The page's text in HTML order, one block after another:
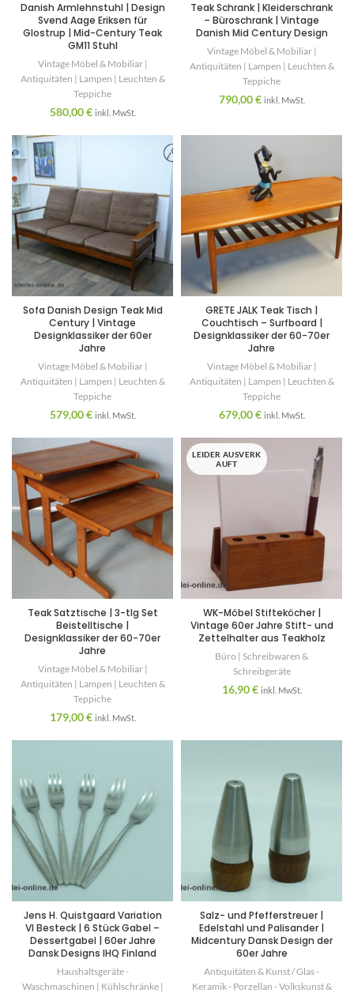
Danish Armlehnstuhl | Design
Svend Aage Eriksen für
Glostrup | Mid-Century Teak
GM11 Stuhl
Vintage Möbel & Mobiliar |
Antiquitäten | Lampen | Leuchten &
Teppiche
580,00€ inkl. MwSt.
Teak Schrank | Kleiderschrank
– Büroschrank | Vintage
Danish Mid Century Design
Vintage Möbel & Mobiliar |
Antiquitäten | Lampen | Leuchten &
Teppiche
790,00€ inkl. MwSt.
Sofa Danish Design Teak Mid
Century | Vintage
Designklassiker der 60er
Jahre
Vintage Möbel & Mobiliar |
Antiquitäten | Lampen | Leuchten &
Teppiche
579,00€ inkl. MwSt.
GRETE JALK Teak Tisch |
Couchtisch – Surfboard |
Designklassiker der 60-70er
Jahre
Vintage Möbel & Mobiliar |
Antiquitäten | Lampen | Leuchten &
Teppiche
679,00€ inkl. MwSt.
Teak Satztische | 3-tlg Set
Beistelltische |
Designklassiker der 60-70er
Jahre
Vintage Möbel & Mobiliar |
Antiquitäten | Lampen | Leuchten &
Teppiche
179,00€ inkl. MwSt.
LEIDER AUSVERK
AUFT
WK-Möbel Stifteköcher |
Vintage 60er Jahre Stift- und
Zettelhalter aus Teakholz
Büro | Schreibwaren &
Schreibgeräte
16,90€ inkl. MwSt.
Jens H. Quistgaard Variation
VI Besteck | 6 Stück Gabel –
Dessertgabel | 60er Jahre
Dansk Designs IHQ Finland
Haushaltsgeräte -
Waschmaschinen | Kühlschränke |
Salz- und Pfefferstreuer |
Edelstahl und Palisander |
Midcentury Dansk Design der
60er Jahre
Antiquitäten & Kunst / Glas -
Keramik - Porzellan - Volkskunst &